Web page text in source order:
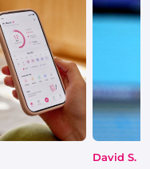
David S.